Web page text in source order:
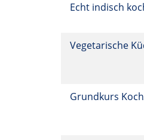
Echt indisch
Vegetarische
Grundkurs